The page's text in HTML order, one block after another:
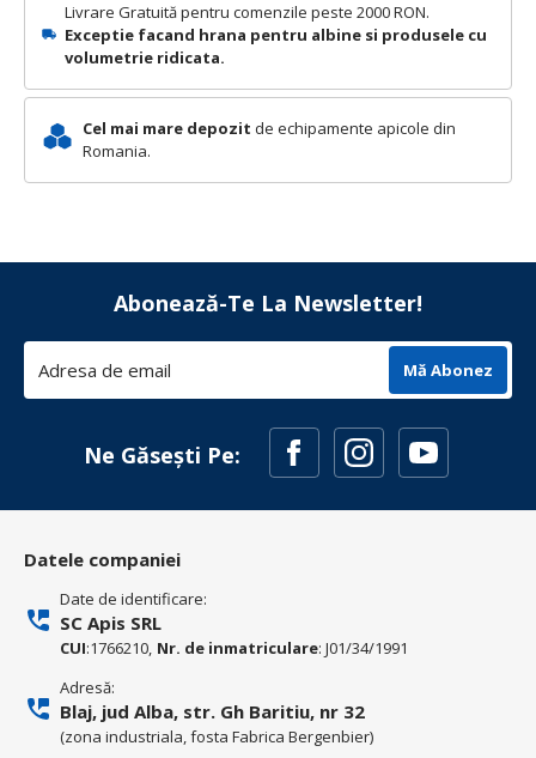
Livrare Gratuită pentru comenzile peste 2000 RON.
Exceptie facand hrana pentru albine si produsele cu
volumetrie ridicata.
Cel mai mare depozit de echipamente apicole din
Romania.
Abonează-Te La Newsletter!
Mă Abonez
Ne Găsești Pe:
Datele companiei
Date de identificare:
SC Apis SRL
CUI:1766210, Nr. de inmatriculare: J01/34/1991
Adresă:
Blaj, jud Alba, str. Gh Baritiu, nr 32
(zona industriala, fosta Fabrica Bergenbier)